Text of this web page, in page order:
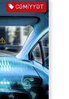
CƏMIYYƏT